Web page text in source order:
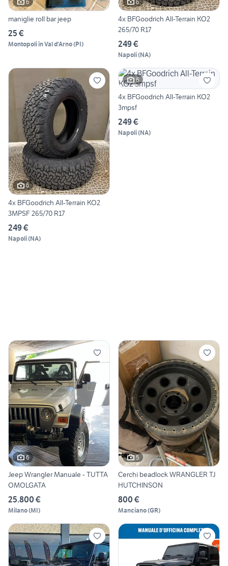
6
maniglie roll bar jeep
25 €
Montopoli in Val d'Arno(PI)
6
4x BFGoodrich All-Terrain KO2
265/70 R17
249 €
Napoli(NA)
6
4x BFGoodrich All-Terrain KO2
3MPSF 265/70 R17
249 €
Napoli(NA)
6
4x BFGoodrich All-Terrain KO2
3mpsf
249 €
Napoli(NA)
6
Jeep Wrangler Manuale - TUTTA
OMOLGATA
25.800 €
Milano(MI)
5
Cerchi beadlock WRANGLER TJ
HUTCHINSON
800 €
Manciano(GR)